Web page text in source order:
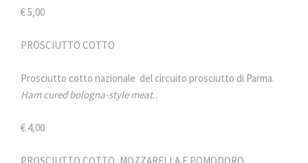
€ 5,00
PROSCIUTTO COTTO
Prosciutto cotto nazionale del circuito prosciutto di Parma.
Ham cured bologna-style meat..
€ 4,00
PROSCIUTTO COTTO, MOZZARELLA E POMODORO